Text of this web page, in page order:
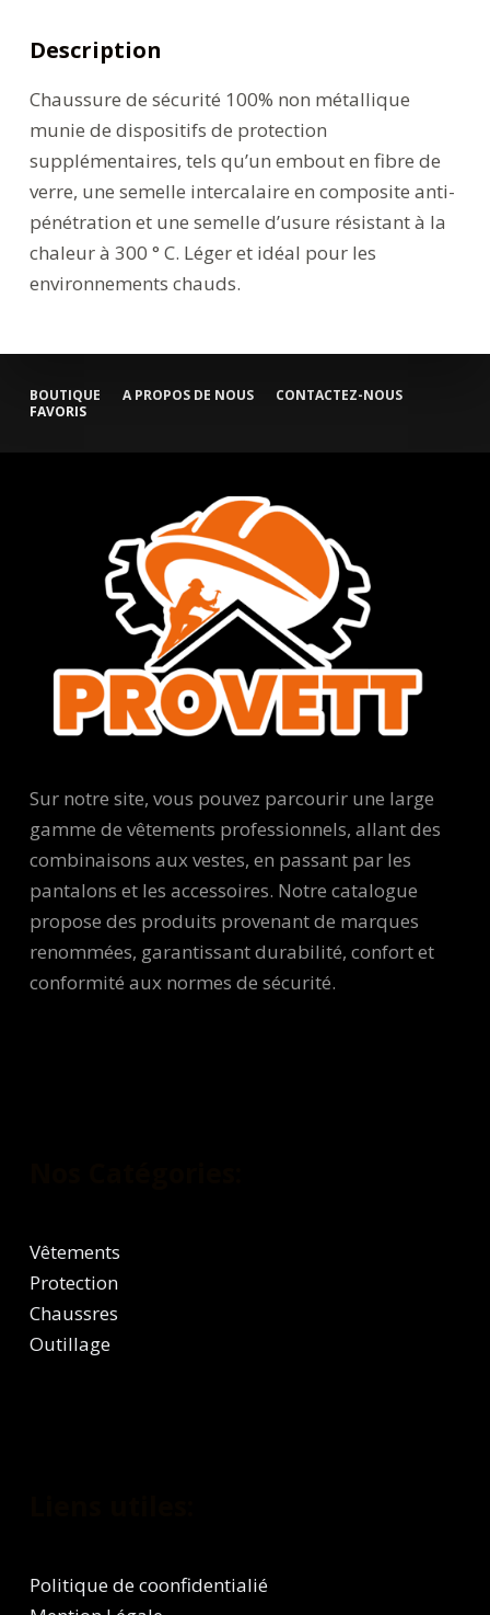
Description
Chaussure de sécurité 100% non métallique
munie de dispositifs de protection
supplémentaires, tels qu’un embout en fibre de
verre, une semelle intercalaire en composite anti-
pénétration et une semelle d’usure résistant à la
chaleur à 300 ° C. Léger et idéal pour les
environnements chauds.
BOUTIQUE A PROPOS DE NOUS
CONTACTEZ-NOUS
FAVORIS
Sur notre site, vous pouvez parcourir une large
gamme de vêtements professionnels, allant des
combinaisons aux vestes, en passant par les
pantalons et les accessoires. Notre catalogue
propose des produits provenant de marques
renommées, garantissant durabilité, confort et
conformité aux normes de sécurité.
Vêtements
Protection
Chaussres
Outillage
Politique de coonfidentialié